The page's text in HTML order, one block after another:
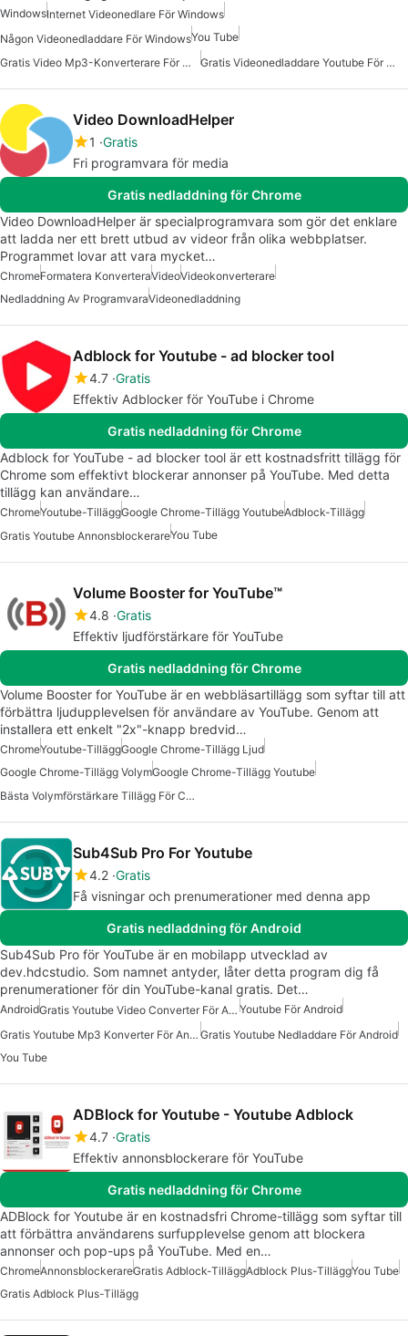
WindowsInternet Videonedlare För Windows
Någon Videonedladdare För WindowsYou Tube
Gratis Video Mp3-Konverterare För Windows
Gratis Videonedladdare Youtube För Windows
Video DownloadHelper
1 Gratis
Fri programvara för media
Gratis nedladdning för Chrome
Video DownloadHelper är specialprogramvara som gör det enklare
att ladda ner ett brett utbud av videor från olika webbplatser.
Programmet lovar att vara mycket…
ChromeFormatera KonverteraVideoVideokonverterare
Nedladdning Av ProgramvaraVideonedladdning
Adblock for Youtube - ad blocker tool
4.7 Gratis
Effektiv Adblocker för YouTube i Chrome
Gratis nedladdning för Chrome
Adblock for YouTube - ad blocker tool är ett kostnadsfritt tillägg för
Chrome som effektivt blockerar annonser på YouTube. Med detta
tillägg kan användare…
ChromeYoutube-TilläggGoogle Chrome-Tillägg YoutubeAdblock-Tillägg
Gratis Youtube AnnonsblockerareYou Tube
Volume Booster for YouTube™
4.8 Gratis
Effektiv ljudförstärkare för YouTube
Gratis nedladdning för Chrome
Volume Booster for YouTube är en webbläsartillägg som syftar till att
förbättra ljudupplevelsen för användare av YouTube. Genom att
installera ett enkelt "2x"-knapp bredvid…
ChromeYoutube-TilläggGoogle Chrome-Tillägg Ljud
Google Chrome-Tillägg VolymGoogle Chrome-Tillägg Youtube
Bästa Volymförstärkare Tillägg För Chrome
Sub4Sub Pro For Youtube
4.2 Gratis
Få visningar och prenumerationer med denna app
Gratis nedladdning för Android
Sub4Sub Pro för YouTube är en mobilapp utvecklad av
dev.hdcstudio. Som namnet antyder, låter detta program dig få
prenumerationer för din YouTube-kanal gratis. Det…
Android Gratis Youtube Video Converter För Android Youtube För Android
Gratis Youtube Mp3 Konverter För Android Gratis Youtube Nedladdare För Android
You Tube
ADBlock for Youtube - Youtube Adblock
4.7 Gratis
Effektiv annonsblockerare för YouTube
Gratis nedladdning för Chrome
ADBlock for Youtube är en kostnadsfri Chrome-tillägg som syftar till
att förbättra användarens surfupplevelse genom att blockera
annonser och pop-ups på YouTube. Med en…
ChromeAnnonsblockerareGratis Adblock-TilläggAdblock Plus-TilläggYou Tube
Gratis Adblock Plus-Tillägg